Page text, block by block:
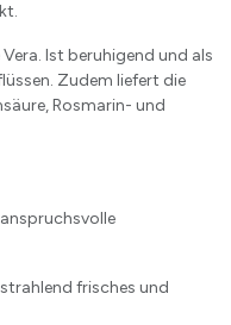
Ist beruhigend und als
Zudem liefert die
Rosmarin- und
frisches und